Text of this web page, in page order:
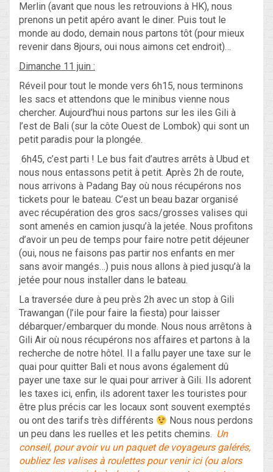
Merlin (avant que nous les retrouvions à HK), nous
prenons un petit apéro avant le diner. Puis tout le
monde au dodo, demain nous partons tôt (pour mieux
revenir dans 8jours, oui nous aimons cet endroit)…
Dimanche 11 juin :
Réveil pour tout le monde vers 6h15, nous terminons
les sacs et attendons que le minibus vienne nous
chercher. Aujourd’hui nous partons sur les iles Gili à
l’est de Bali (sur la côte Ouest de Lombok) qui sont un
petit paradis pour la plongée.
6h45, c’est parti ! Le bus fait d’autres arrêts à Ubud et
nous nous entassons petit à petit. Après 2h de route,
nous arrivons à Padang Bay où nous récupérons nos
tickets pour le bateau. C’est un beau bazar organisé
avec récupération des gros sacs/grosses valises qui
sont amenés en camion jusqu’à la jetée. Nous profitons
d’avoir un peu de temps pour faire notre petit déjeuner
(oui, nous ne faisons pas partir nos enfants en mer
sans avoir mangés…) puis nous allons à pied jusqu’à la
jetée pour nous installer dans le bateau.
La traversée dure à peu près 2h avec un stop à Gili
Trawangan (l’ile pour faire la fiesta) pour laisser
débarquer/embarquer du monde. Nous nous arrêtons à
Gili Air où nous récupérons nos affaires et partons à la
recherche de notre hôtel. Il a fallu payer une taxe sur le
quai pour quitter Bali et nous avons également dû
payer une taxe sur le quai pour arriver à Gili. Ils adorent
les taxes ici, enfin, ils adorent taxer les touristes pour
être plus précis car les locaux sont souvent exemptés
ou ont des tarifs très différents
Nous nous perdons
un peu dans les ruelles et les petits chemins. Un
conseil, pour avoir vu un paquet de voyageurs galérés,
oubliez les valises à roulettes pour venir ici (ou alors